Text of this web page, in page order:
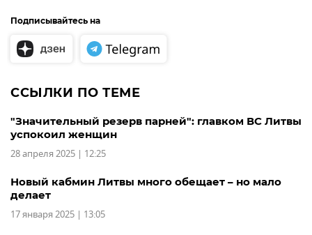
Подписывайтесь на
ССЫЛКИ ПО ТЕМЕ
"Значительный резерв парней": главком ВС Литвы
успокоил женщин
28 апреля 2025 | 12:25
Новый кабмин Литвы много обещает – но мало
делает
17 января 2025 | 13:05